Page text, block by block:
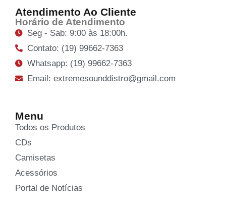
Atendimento Ao Cliente
Horário de Atendimento
Seg - Sab: 9:00 às 18:00h.
Contato: (19) 99662-7363
Whatsapp: (19) 99662-7363
Email: extremesounddistro@gmail.com
Menu
Todos os Produtos
CDs
Camisetas
Acessórios
Portal de Notícias